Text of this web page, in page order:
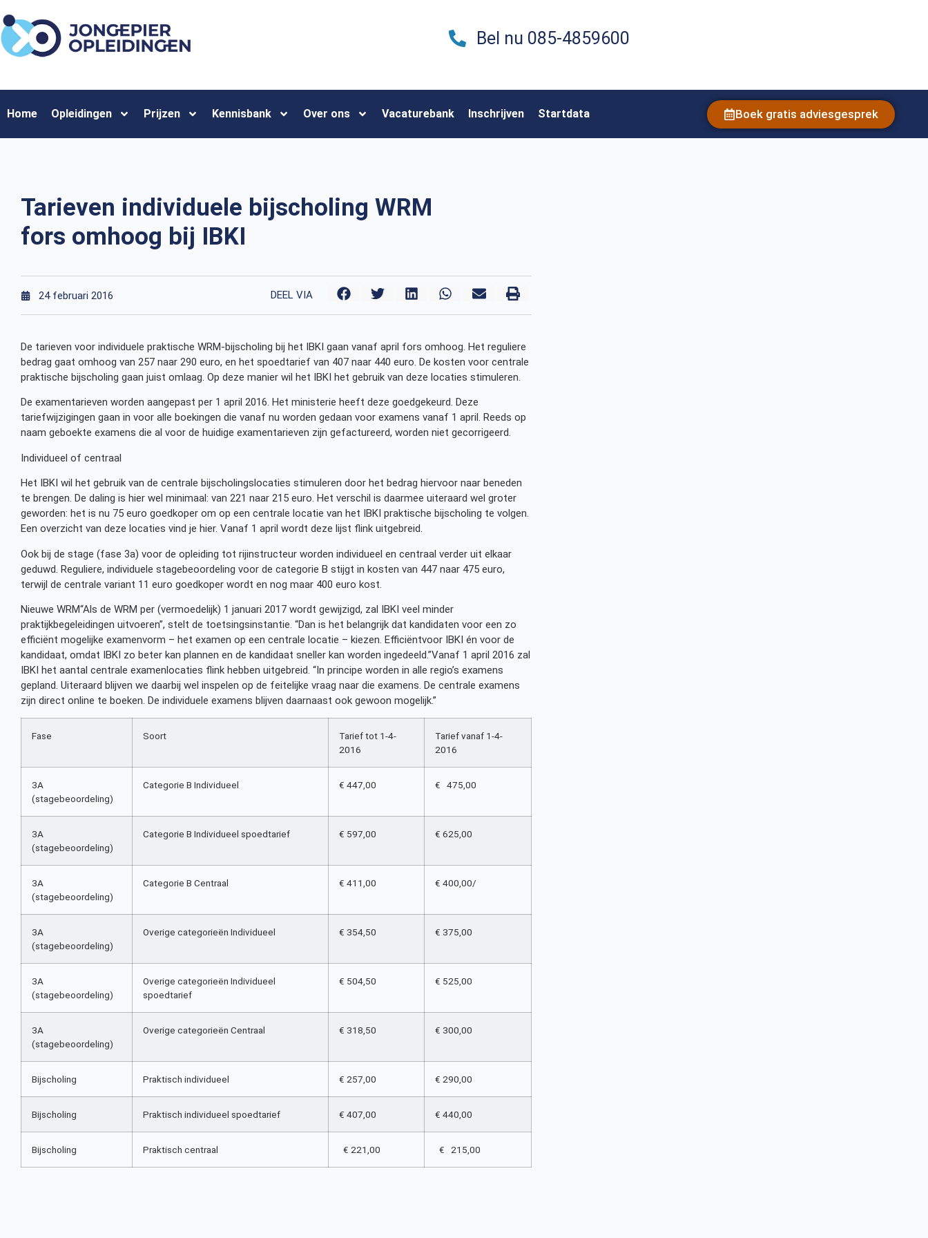
Bel nu 085-4859600
Home Opleidingen Prijzen Kennisbank Over ons Vacaturebank Inschrijven Startdata Boek gratis adviesgesprek
Tarieven individuele bijscholing WRM
fors omhoog bij IBKI
24 februari 2016 DEEL VIA
De tarieven voor individuele praktische WRM-bijscholing bij het IBKI gaan vanaf april fors omhoog. Het reguliere
bedrag gaat omhoog van 257 naar 290 euro, en het spoedtarief van 407 naar 440 euro. De kosten voor centrale
praktische bijscholing gaan juist omlaag. Op deze manier wil het IBKI het gebruik van deze locaties stimuleren.
De examentarieven worden aangepast per 1 april 2016. Het ministerie heeft deze goedgekeurd. Deze
tariefwijzigingen gaan in voor alle boekingen die vanaf nu worden gedaan voor examens vanaf 1 april. Reeds op
naam geboekte examens die al voor de huidige examentarieven zijn gefactureerd, worden niet gecorrigeerd.
Individueel of centraal
Het IBKI wil het gebruik van de centrale bijscholingslocaties stimuleren door het bedrag hiervoor naar beneden
te brengen. De daling is hier wel minimaal: van 221 naar 215 euro. Het verschil is daarmee uiteraard wel groter
geworden: het is nu 75 euro goedkoper om op een centrale locatie van het IBKI praktische bijscholing te volgen.
Een overzicht van deze locaties vind je hier. Vanaf 1 april wordt deze lijst flink uitgebreid.
Ook bij de stage (fase 3a) voor de opleiding tot rijinstructeur worden individueel en centraal verder uit elkaar
geduwd. Reguliere, individuele stagebeoordeling voor de categorie B stijgt in kosten van 447 naar 475 euro,
terwijl de centrale variant 11 euro goedkoper wordt en nog maar 400 euro kost.
Nieuwe WRM“Als de WRM per (vermoedelijk) 1 januari 2017 wordt gewijzigd, zal IBKI veel minder
praktijkbegeleidingen uitvoeren”, stelt de toetsingsinstantie. “Dan is het belangrijk dat kandidaten voor een zo
efficiënt mogelijke examenvorm – het examen op een centrale locatie – kiezen. Efficiëntvoor IBKI én voor de
kandidaat, omdat IBKI zo beter kan plannen en de kandidaat sneller kan worden ingedeeld.”Vanaf 1 april 2016 zal
IBKI het aantal centrale examenlocaties flink hebben uitgebreid. “In principe worden in alle regio’s examens
gepland. Uiteraard blijven we daarbij wel inspelen op de feitelijke vraag naar die examens. De centrale examens
zijn direct online te boeken. De individuele examens blijven daarnaast ook gewoon mogelijk.”
Fase Soort
Tarief tot 1-4-
2016
Tarief vanaf 1-4-
2016
3A
(stagebeoordeling)
Categorie B Individueel € 447,00 € 475,00
3A
(stagebeoordeling)
Categorie B Individueel spoedtarief € 597,00 € 625,00
3A
(stagebeoordeling)
Categorie B Centraal € 411,00 € 400,00/
3A
(stagebeoordeling)
Overige categorieën Individueel € 354,50 € 375,00
3A
(stagebeoordeling)
Overige categorieën Individueel
spoedtarief
€ 504,50 € 525,00
3A
(stagebeoordeling)
Overige categorieën Centraal € 318,50 € 300,00
Bijscholing Praktisch individueel € 257,00 € 290,00
Bijscholing Praktisch individueel spoedtarief € 407,00 € 440,00
Bijscholing Praktisch centraal € 221,00 € 215,00